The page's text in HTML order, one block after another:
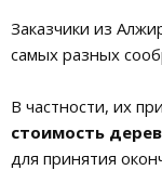
Заказчики из
самых разных
В частности, их
стоимость
для принятия